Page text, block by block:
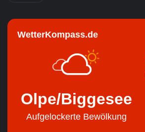
WetterKompass.de
Olpe/Biggesee
Aufgelockerte Bewölkung